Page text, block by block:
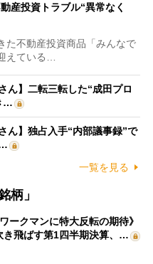
産投資トラブル“異常なく
不動産投資商品「みんなで
えている…
ん】二転三転した“成田プロ
…
ん】独占入手“内部議事録”で
一覧を見る
柄」
ークマンに特大反転の期待》
き飛ばす第1四半期決算、…